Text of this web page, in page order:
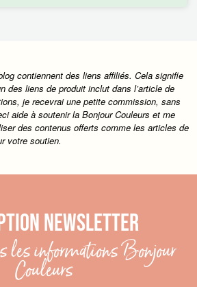
contiennent des liens affiliés. Cela signifie
des liens de produit inclut dans l’article de
je recevrai une petite commission, sans
aide à soutenir la Bonjour Couleurs et me
des contenus offerts comme les articles de
votre soutien.
NEWSLETTER
les informations Bonjour
Couleurs